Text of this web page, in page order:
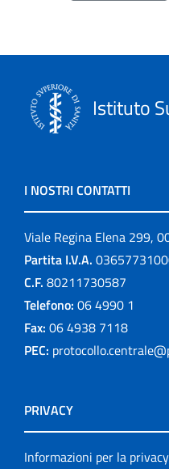
Istituto
I NOSTRI CONTATTI
Viale Regina Elena 299,
Partita I.V.A.
C.F. 80211730587
Telefono: 06 4990 1
Fax: 06 4938 7118
PEC:
PRIVACY
Informazioni per la privacy